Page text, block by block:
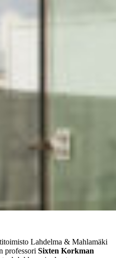
Lahdelma & Mahlamäki
professori Sixten Korkman